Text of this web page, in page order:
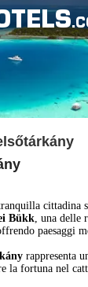
Bükk, una delle
paesaggi
rappresenta
la fortuna nel